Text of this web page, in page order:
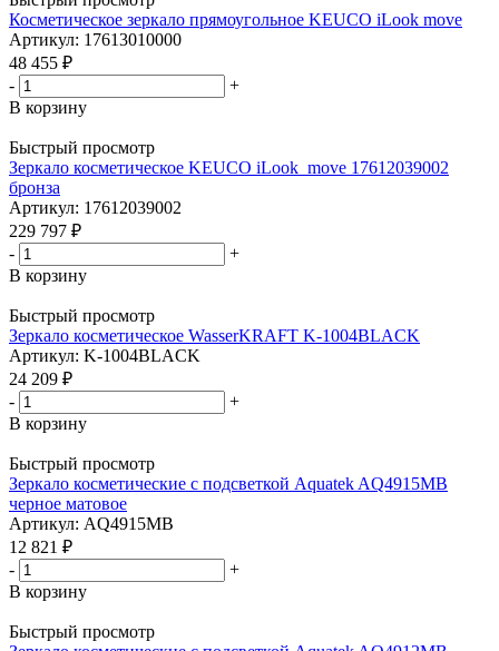
Косметическое зеркало прямоугольное KEUCO iLook move
Артикул: 17613010000
48 455 ₽
-
+
В корзину
Быстрый просмотр
Зеркало косметическое KEUCO iLook_move 17612039002
бронза
Артикул: 17612039002
229 797 ₽
-
+
В корзину
Быстрый просмотр
Зеркало косметическое WasserKRAFT K-1004BLACK
Артикул: K-1004BLACK
24 209 ₽
-
+
В корзину
Быстрый просмотр
Зеркало косметические с подсветкой Aquatek AQ4915MB
черное матовое
Артикул: AQ4915MB
12 821 ₽
-
+
В корзину
Быстрый просмотр